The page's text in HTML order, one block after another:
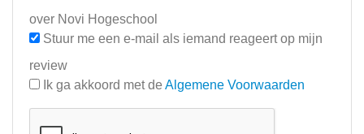
over Novi Hogeschool
Stuur me een e-mail als iemand reageert op mijn
review
Ik ga akkoord met de Algemene Voorwaarden